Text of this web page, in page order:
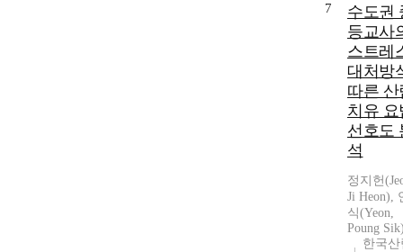
7
수도권
등교사
스트레
대처방
따른 산
치유 요
선호도
석
정지헌
Ji Heon),
식(Yeon,
Poung
한국